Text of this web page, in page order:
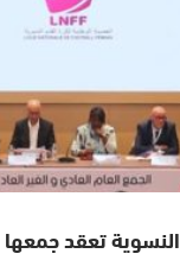
تعقد جمعها